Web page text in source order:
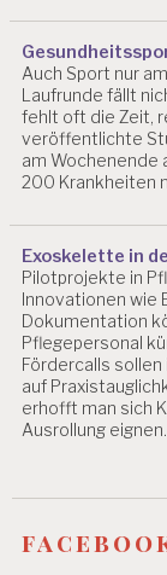
O
D
I
G
I
T
R
S
T
R
E
S
S
R
IS
Auch Sport nur
Laufrunde fällt
fehlt oft die Zeit,
veröffentlichte
am Wochenende
200 Krankheiten
Exoskelette in
Pilotprojekte in
Innovationen wie
Dokumentation
Pflegepersonal
Fördercalls
auf
erhofft man sich
Ausrollung